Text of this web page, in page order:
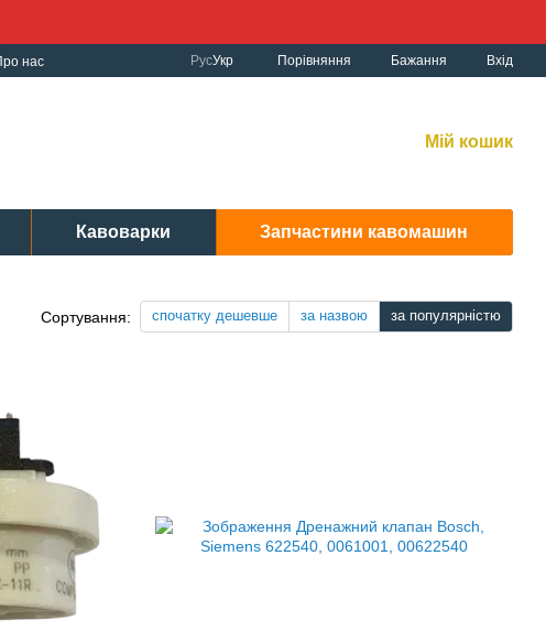
нас
РусУкр Порівняння Бажання Вхід
Мій кошик
Кавоварки Запчастини кавомашин
Сортування: спочатку дешевше за назвою за популярністю